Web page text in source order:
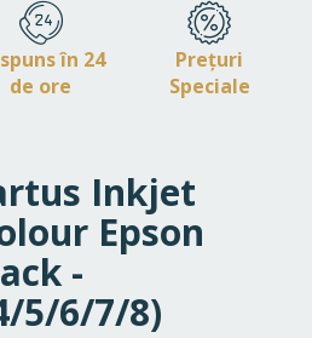
în 24
de ore
Prețuri
Speciale
Inkjet
Epson
-
5/6/7/8)